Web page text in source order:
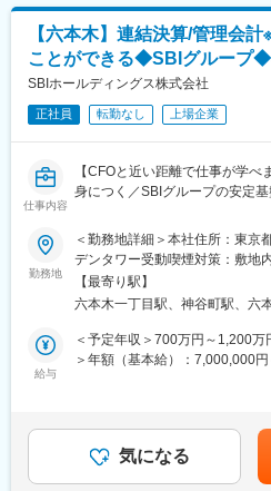
ります。
◇営業利益125%以上の成長を
安定成長の中で、意欲ある方が
す。
◇経理DX推進中
改善提案や業務効率化にも積極
◎IFRSに基づく会計処理
◎半期報告書・有価証券報告書
◎四半期・年次の英文財務諸表
◎US-SOX対応
◎監査法人対応
■ポジションの魅力：
◎金融プラットフォームならで
決済・カード・銀行・証券など
グループ全体の連結会計に携わ
場価値を高めることが可能です
◎グローバル上場企業レベルの
Nasdaq上場企業として
・Form20-F
・Form6-K
◎変化の大きい環境で経理の専
賃金はあくまでも目安の金額で
性があります。月給(月額)は固
【六本木】連結決算/管理会
ことができる◆SBIグループ◆
SBIホールディングス株式会社
正社員 転勤なし 上場企業
仕事内容
【CFOと近い距離で仕事が学
身につく／SBIグループの安定基
■業務内容
・連結決算業務（国際会計基準
→管理対象となるグループ会社
ァンド運営会社などの金融関連
連企業など、多種多様な会社が
→IFRSを採用していることか
未上場株式の時価評価業務（四
ンパクト試算）
・海外グループ会社の管理、サ
※業務内容は、ご経験・ご志向
勤務地
＜勤務地詳細＞本社住所：東京
デンタワー受動喫煙対策：敷地
【最寄り駅】
六本木一丁目駅、神谷町駅、六
給与
＜予定年収＞700万円～1,200
＞年額（基本給）：7,000,000
あります。月給(月額)は固定手
気になる